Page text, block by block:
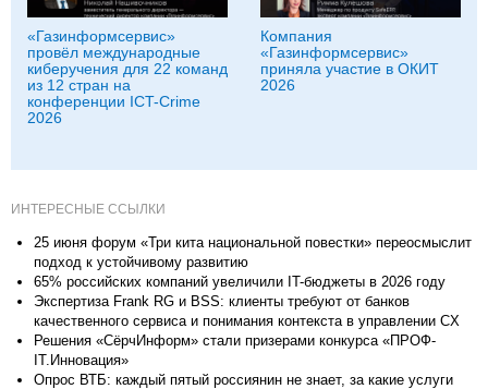
«Газинформсервис»
провёл международные
киберучения для 22 команд
из 12 стран на
конференции ICT-Crime
2026
Компания
«Газинформсервис»
приняла участие в ОКИТ
2026
ИНТЕРЕСНЫЕ ССЫЛКИ
25 июня форум «Три кита национальной повестки» переосмыслит
подход к устойчивому развитию
65% российских компаний увеличили IT-бюджеты в 2026 году
Экспертиза Frank RG и BSS: клиенты требуют от банков
качественного сервиса и понимания контекста в управлении CX
Решения «СёрчИнформ» стали призерами конкурса «ПРОФ-
IT.Инновация»
Опрос ВТБ: каждый пятый россиянин не знает, за какие услуги